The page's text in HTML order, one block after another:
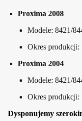
Proxima 2008
Modele: 8421/
Okres produkcji:
Proxima 2004
Modele: 8421/
Okres produkcji:
Dysponujemy